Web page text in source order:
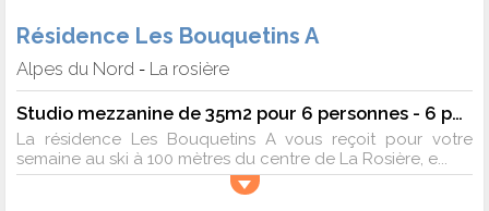
Résidence Les Bouquetins A
Alpes du Nord - La rosière
Studio mezzanine de 35m2 pour 6 personnes - 6 pers. - 35m2 - TV
La résidence Les Bouquetins A vous reçoit pour votre
semaine au ski à 100 mètres du centre de La Rosière, e...